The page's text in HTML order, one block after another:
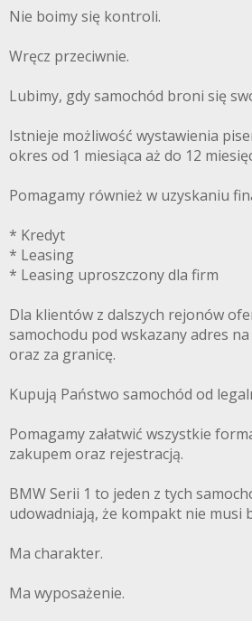
Nie boimy się kontroli.
Wręcz przeciwnie.
Lubimy, gdy samochód broni się
Istnieje możliwość wystawienia
okres od 1 miesiąca aż do 12
Pomagamy również w uzyskaniu
* Kredyt
* Leasing
* Leasing uproszczony dla firm
Dla klientów z dalszych rejonów
samochodu pod wskazany adres
oraz za granicę.
Kupują Państwo samochód od
Pomagamy załatwić wszystkie
zakupem oraz rejestracją.
BMW Serii 1 to jeden z tych
udowadniają, że kompakt nie musi
Ma charakter.
Ma wyposażenie.